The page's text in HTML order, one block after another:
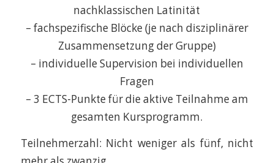
nachklassischen Latinität
– fachspezifische Blöcke (je nach disziplinärer
Zusammensetzung der Gruppe)
– individuelle Supervision bei individuellen
Fragen
– 3 ECTS-Punkte für die aktive Teilnahme am
gesamten Kursprogramm.
Teilnehmerzahl: Nicht weniger als fünf, nicht